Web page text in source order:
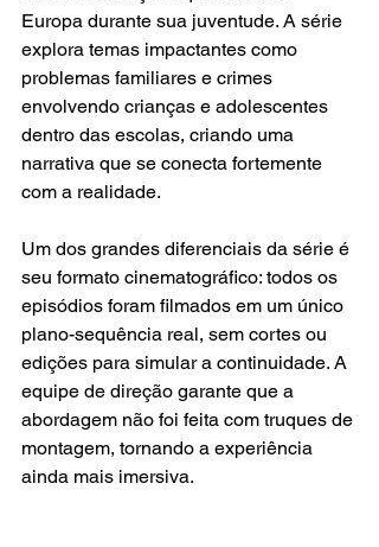
Europa durante sua juventude. A série
explora temas impactantes como
problemas familiares e crimes
envolvendo crianças e adolescentes
dentro das escolas, criando uma
narrativa que se conecta fortemente
com a realidade.
Um dos grandes diferenciais da série é
seu formato cinematográfico: todos os
episódios foram filmados em um único
plano-sequência real, sem cortes ou
edições para simular a continuidade. A
equipe de direção garante que a
abordagem não foi feita com truques de
montagem, tornando a experiência
ainda mais imersiva.